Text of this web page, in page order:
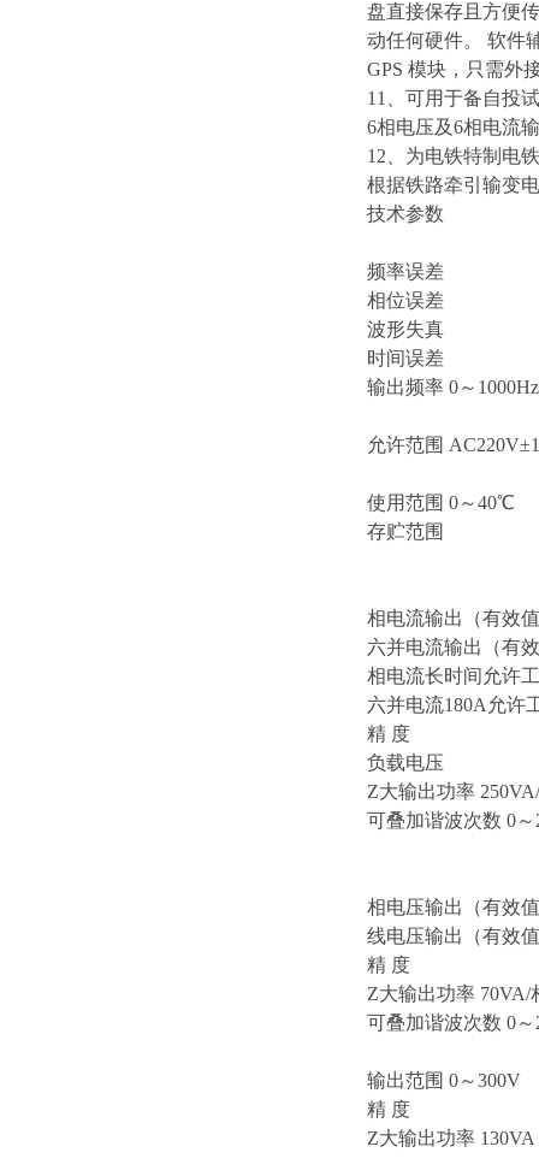
盘直接保存且方便
动任何硬件。 软件
GPS 模块，只需外
11、可用于备自投
6相电压及6相电流
12、为电铁特制电
根据铁路牵引输变
技术参数
频率误
相位误
波形失真
时间误
输出频率 0～1000Hz
允许范围
使用范围 0～40℃
存贮范
相电流输出（有效
六并电流输出（有
相电流长时间允
六并电流180A允许
精 度
负载
Z大输出功率
可叠加谐波次数 0～
相电压输出（有效
线电压输出（有效
精 度
Z大输出功率 70VA/
可叠加谐波次数 0～
输出范围 0～300V
精 度
Z大输出功率 130VA